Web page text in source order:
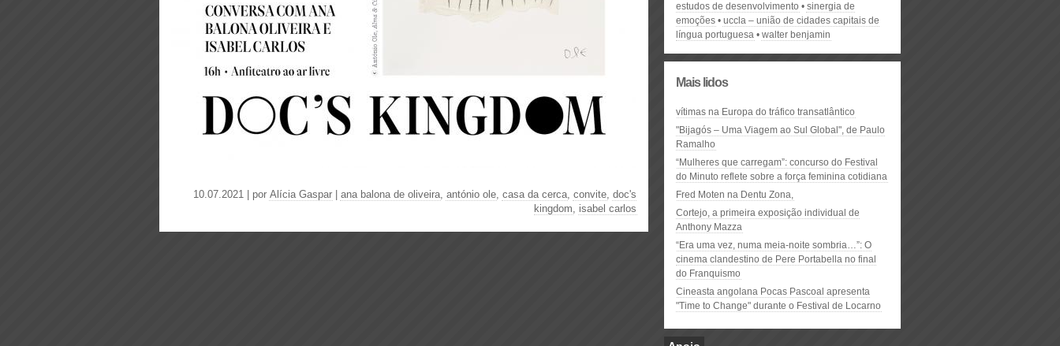
10.07.2021 | por Alícia Gaspar ana balona de oliveira, antónio ole, casa da cerca, convite, doc's
kingdom, isabel carlos
estudos de desenvolvimento
sinergia de
emoções
uccla – união de cidades capitais de
língua portuguesa
walter benjamin
Mais lidos
vítimas na Europa do tráfico transatlântico
"Bijagós – Uma Viagem ao Sul Global", de Paulo
Ramalho
“Mulheres que carregam”: concurso do Festival
do Minuto reflete sobre a força feminina cotidiana
Fred Moten na Dentu Zona,
Cortejo, a primeira exposição individual de
Anthony Mazza
“Era uma vez, numa meia-noite sombria…”: O
cinema clandestino de Pere Portabella no final
do Franquismo
Cineasta angolana Pocas Pascoal apresenta
"Time to Change" durante o Festival de Locarno